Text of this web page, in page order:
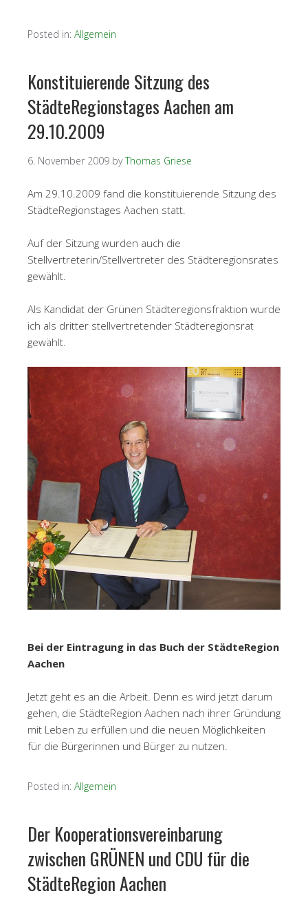
Posted in: Allgemein
Konstituierende Sitzung des
StädteRegionstages Aachen am
29.10.2009
6. November 2009 byThomas Griese
Am 29.10.2009 fand die konstituierende Sitzung des
StädteRegionstages Aachen statt.
Auf der Sitzung wurden auch die
Stellvertreterin/Stellvertreter des Städteregionsrates
gewählt.
Als Kandidat der Grünen Städteregionsfraktion wurde
ich als dritter stellvertretender Städteregionsrat
gewählt.
Bei der Eintragung in das Buch der StädteRegion
Aachen
Jetzt geht es an die Arbeit. Denn es wird jetzt darum
gehen, die StädteRegion Aachen nach ihrer Gründung
mit Leben zu erfüllen und die neuen Möglichkeiten
für die Bürgerinnen und Bürger zu nutzen.
Posted in: Allgemein
Der Kooperationsvereinbarung
zwischen GRÜNEN und CDU für die
StädteRegion Aachen